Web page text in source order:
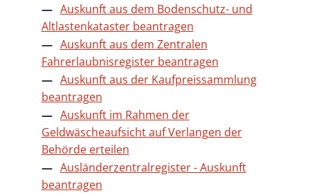
Auskunft aus dem Bodenschutz- und
Altlastenkataster beantragen
Auskunft aus dem Zentralen
Fahrerlaubnisregister beantragen
Auskunft aus der Kaufpreissammlung
beantragen
Auskunft im Rahmen der
Geldwäscheaufsicht auf Verlangen der
Behörde erteilen
Ausländerzentralregister - Auskunft
beantragen